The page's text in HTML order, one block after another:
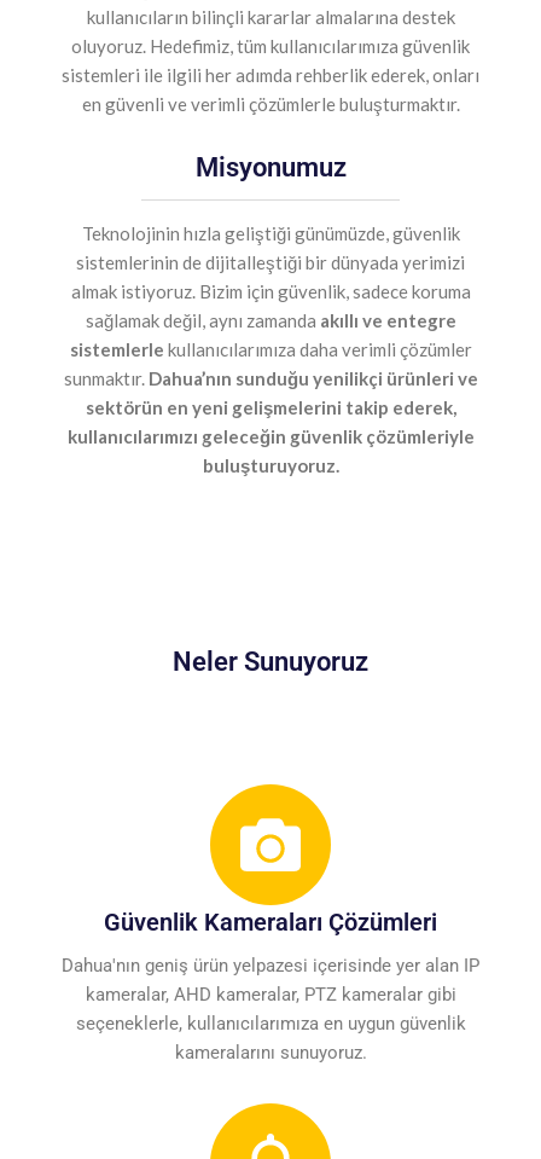
kullanıcıların bilinçli kararlar almalarına destek
oluyoruz. Hedefimiz, tüm kullanıcılarımıza güvenlik
sistemleri ile ilgili her adımda rehberlik ederek, onları
en güvenli ve verimli çözümlerle buluşturmaktır.
Misyonumuz
Teknolojinin hızla geliştiği günümüzde, güvenlik
sistemlerinin de dijitalleştiği bir dünyada yerimizi
almak istiyoruz. Bizim için güvenlik, sadece koruma
sağlamak değil, aynı zamanda akıllı ve entegre
sistemlerle kullanıcılarımıza daha verimli çözümler
sunmaktır. Dahua’nın sunduğu yenilikçi ürünleri ve
sektörün en yeni gelişmelerini takip ederek,
kullanıcılarımızı geleceğin güvenlik çözümleriyle
buluşturuyoruz.
Neler Sunuyoruz
Güvenlik Kameraları Çözümleri
Dahua'nın geniş ürün yelpazesi içerisinde yer alan IP
kameralar, AHD kameralar, PTZ kameralar gibi
seçeneklerle, kullanıcılarımıza en uygun güvenlik
kameralarını sunuyoruz.